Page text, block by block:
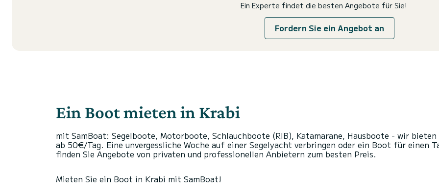
Ein Experte findet die besten Angebote für Sie!
Fordern Sie ein Angebot an
Ein Boot mieten in Krabi
mit SamBoat: Segelboote, Motorboote, Schlauchboote (RIB), Katamarane, Hausboote - wir
ab 50€/Tag. Eine unvergessliche Woche auf einer Segelyacht verbringen oder ein Boot für einen
finden Sie Angebote von privaten und professionellen Anbietern zum besten Preis.
Mieten Sie ein Boot in Krabi mit SamBoat!